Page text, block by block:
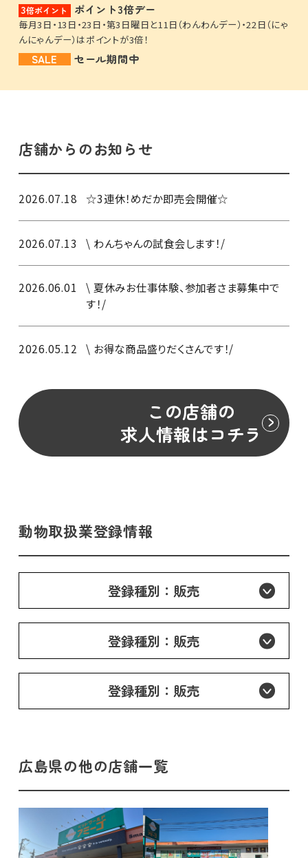
3倍ポイント ポイント3倍デー
毎月3日・13日・23日・第3日曜日と11日（わんわんデー）・22日（にゃ
んにゃんデー）はポイントが3倍！
SALE セール期間中
店舗からのお知らせ
2026.07.18 ☆3連休！めだか即売会開催☆
2026.07.13 \ わんちゃんの試食会します！/
2026.06.01
\ 夏休みお仕事体験、参加者さま募集中で
す！/
2026.05.12 \ お得な商品盛りだくさんです！/
この店舗の
求人情報はコチラ
動物取扱業登録情報
登録種別：販売
登録種別：販売
登録種別：販売
広島県の他の店舗一覧